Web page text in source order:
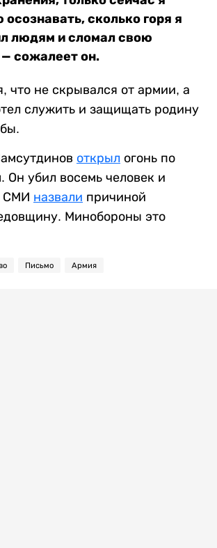
сколько горя я
людям и сломал свою
сожалеет он.
что не скрывался от армии, а
служить и защищать родину
открыл огонь по
Он убил восемь человек и
СМИ назвали причиной
Минобороны это
Письмо Армия